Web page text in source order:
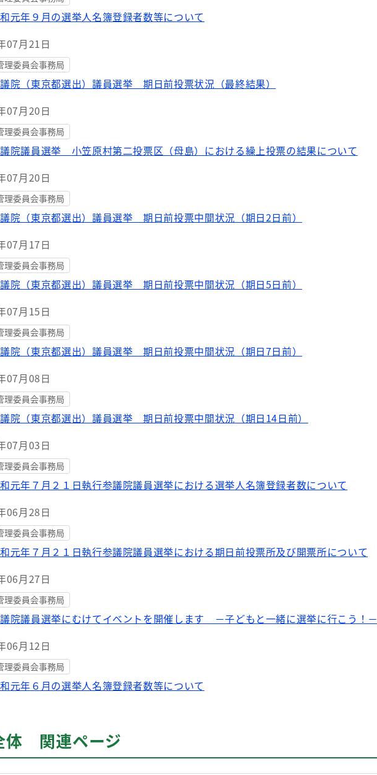
元年９月の選挙人名簿登録者数等について
07月21日
理委員会事務局
院（東京都選出）議員選挙 期日前投票状況（最終結果）
07月20日
理委員会事務局
院議員選挙 小笠原村第二投票区（母島）における繰上投票の結果について
07月20日
理委員会事務局
院（東京都選出）議員選挙 期日前投票中間状況（期日2日前）
07月17日
理委員会事務局
院（東京都選出）議員選挙 期日前投票中間状況（期日5日前）
07月15日
理委員会事務局
院（東京都選出）議員選挙 期日前投票中間状況（期日7日前）
07月08日
理委員会事務局
院（東京都選出）議員選挙 期日前投票中間状況（期日14日前）
07月03日
理委員会事務局
元年７月２１日執行参議院議員選挙における選挙人名簿登録者数について
06月28日
理委員会事務局
元年７月２１日執行参議院議員選挙における期日前投票所及び開票所について
06月27日
理委員会事務局
院議員選挙にむけてイベントを開催します －子どもと一緒に選挙に行こう！－
06月12日
理委員会事務局
元年６月の選挙人名簿登録者数等について
体 関連ページ